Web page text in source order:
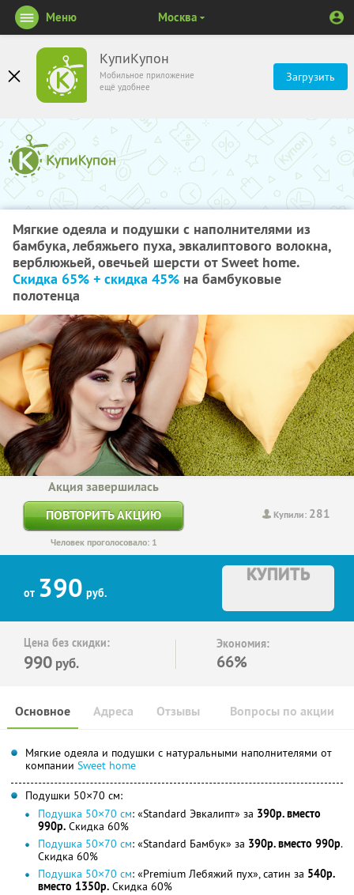
КупиКупон
Мобильное приложение
ещё удобнее
Загрузить
Меню Москва
Мягкие одеяла и подушки с наполнителями из
бамбука, лебяжьего пуха, эвкалиптового волокна,
верблюжьей, овечьей шерсти от Sweet home.
Скидка 65% + скидка 45% на бамбуковые
полотенца
Купили: 281
Акция завершилась
ПОВТОРИТЬ АКЦИЮ
Человек проголосовало: 1
от 390 руб.
КУПИТЬ
Цена без скидки:
990 руб.
Экономия:
66%
Основное Отзывы Вопросы по акции
Адреса
Мягкие одеяла и подушки с натуральными наполнителями от
компании Sweet home
Подушки 50×70 см:
Подушка 50×70 см: «Standard Эвкалипт» за 390р. вместо
990р. Скидка 60%
Подушка 50×70 см: «Standard Бамбук» за 390р. вместо 990р.
Скидка 60%
Подушка 50×70 см: «Premium Лебяжий пух», сатин за 540р.
вместо 1350р. Скидка 60%